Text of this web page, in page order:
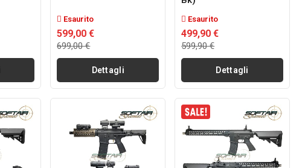
Esaurito
599,00 €
699,00 €
Dettagli
Esaurito
499,90 €
599,90 €
Dettagli